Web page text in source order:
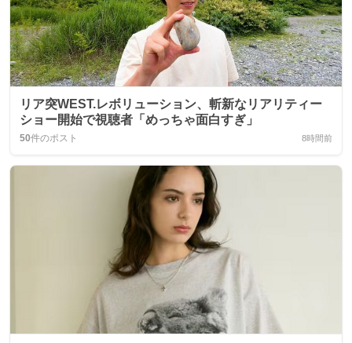
リア突WEST.レボリューション、斬新なリアリティー
ショー開始で視聴者「めっちゃ面白すぎ」
50件のポスト 8時間前